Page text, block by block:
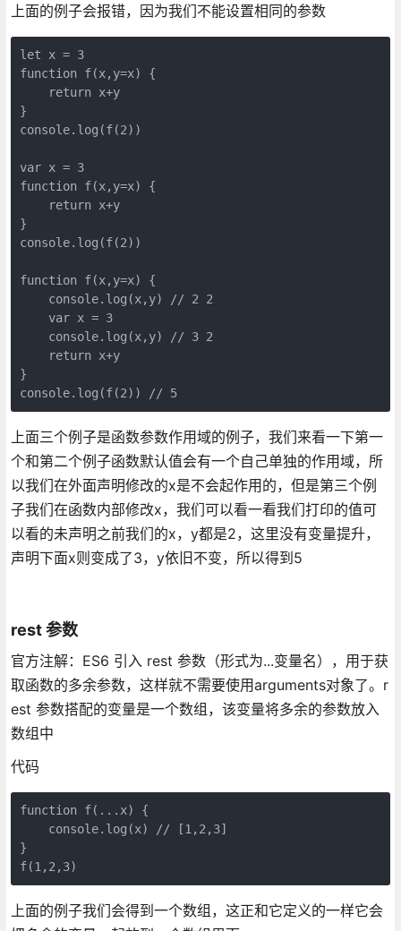
上面的例子会报错，因为我们不能设置相同的参数
let x = 3
function f(x,y=x) {
return x+y
console.log(f(2))
var x = 3
function f(x,y=x) {
return x+y
console.log(f(2))
function f(x,y=x) {
console.log(x,y)
// 2 2
var x = 3
console.log(x,y)
// 3 2
return x+y
console.log(f(2)) // 5
上面三个例子是函数参数作用域的例子，我们来看一下第一
个和第二个例子函数默认值会有一个自己单独的作用域，所
以我们在外面声明修改的x是不会起作用的，但是第三个例
子我们在函数内部修改x，我们可以看一看我们打印的值可
以看的未声明之前我们的x，y都是2，这里没有变量提升，
声明下面x则变成了3，y依旧不变，所以得到5
rest 参数
官方注解：ES6 引入 rest 参数（形式为...变量名），用于获
取函数的多余参数，这样就不需要使用arguments对象了。r
est 参数搭配的变量是一个数组，该变量将多余的参数放入
数组中
代码
function f( ...x)
{
    console.log(x)
// [1,2,3]
}
f(1 , 2 , 3)
上面的例子我们会得到一个数组，这正和它定义的一样它会